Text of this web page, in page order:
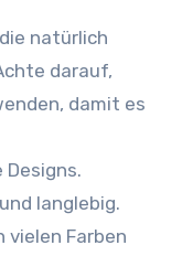
natürlich
darauf,
damit es
Designs.
langlebig.
vielen Farben